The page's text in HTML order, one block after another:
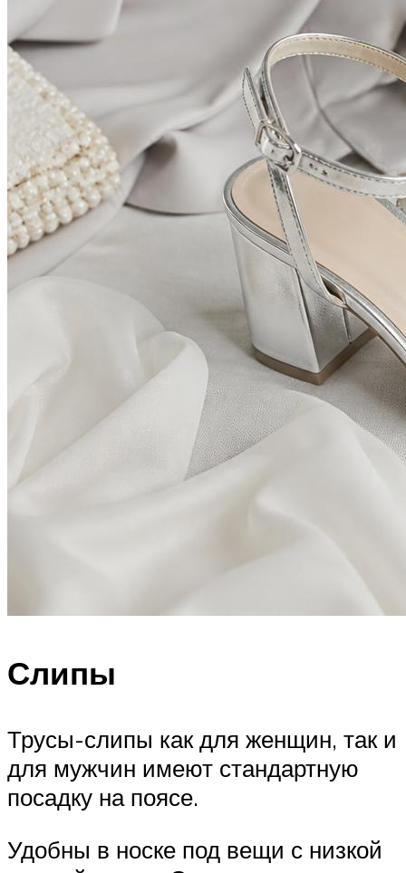
Слипы
Трусы-слипы как для женщин, так и
для мужчин имеют стандартную
посадку на поясе.
Удобны в носке под вещи с низкой